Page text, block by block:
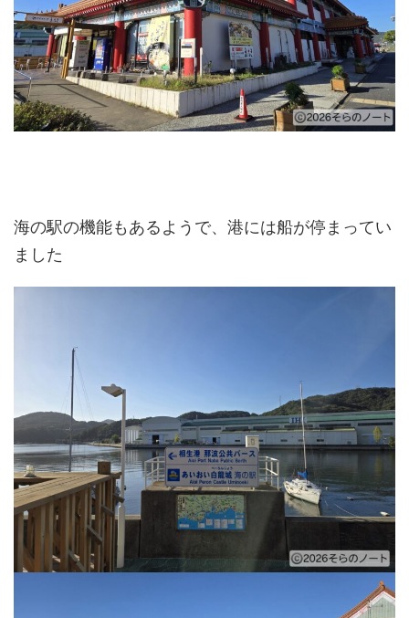
海の駅の機能もあるようで、港には船が停まってい
ました